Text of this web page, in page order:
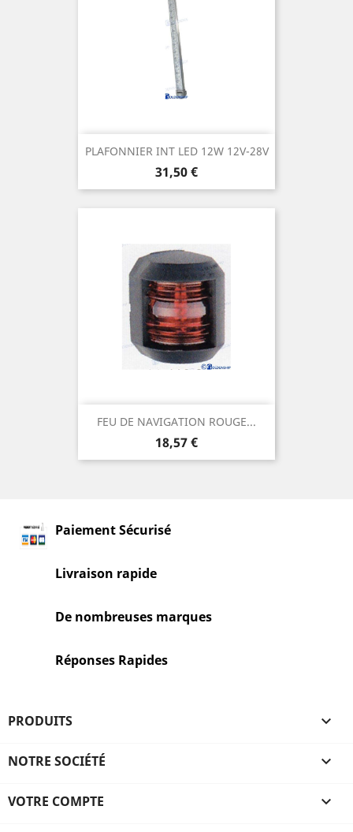
PLAFONNIER INT LED 12W 12V-28V
Prix
31,50 €
FEU DE NAVIGATION ROUGE...
Prix
18,57 €
Paiement Sécurisé
Livraison rapide
De nombreuses marques
Réponses Rapides
PRODUITS 
NOTRE SOCIÉTÉ 
VOTRE COMPTE 